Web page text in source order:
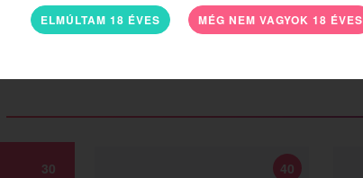
30 40
ELMÚLTAM 18 ÉVES MÉG NEM VAGYOK 18 ÉVES